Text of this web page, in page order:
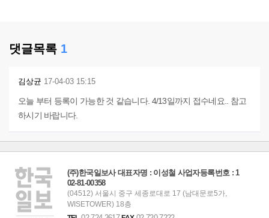
댓글목록 1
김상균 17-04-03 15:15
오늘 부터 등록이 가능한 것 같습니다. 4/13일까지 접수네요.. 참고
하시기 바랍니다.
(주)한국일보사 대표자명 : 이성철 사업자등록번호 : 1
02-81-00358
(04512) 서울시 중구 세종로대로 17 (남대문로5가,
WISETOWER) 18층